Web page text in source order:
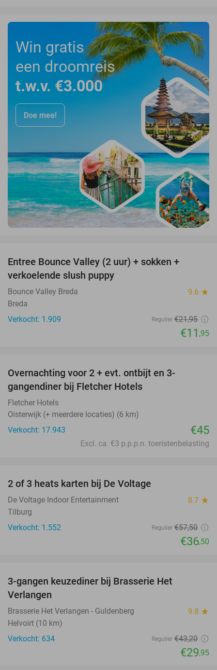
Win gratis
een droomreis
t.w.v. €3.000
Doe mee!
Entree Bounce Valley (2 uur) + sokken +
verkoelende slush puppy
Bounce Valley Breda 9.6 star
Breda
Verkocht: 1.909
Regulier €21,95
€11 ,95
Overnachting voor 2 + evt. ontbijt en 3-
gangendiner bij Fletcher Hotels
Fletcher Hotels
Oisterwijk (+ meerdere locaties) (6 km)
Verkocht: 17.943
€45
Excl. ca. €3 p.p.p.n. toeristenbelasting
2 of 3 heats karten bij De Voltage
De Voltage Indoor Entertainment 8.7 star
Tilburg
Verkocht: 1.552
Regulier €57,50
€36,50
3-gangen keuzediner bij Brasserie Het
Verlangen
Brasserie Het Verlangen - Guldenberg 9.8 star
Helvoirt (10 km)
Verkocht: 634
Regulier €43,20
€29,95